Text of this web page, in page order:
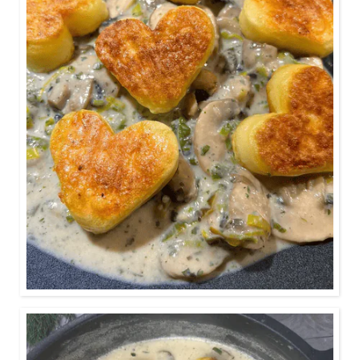
Diese herzige Pilzpfanne ist ein schnelles und
einfaches Gericht!